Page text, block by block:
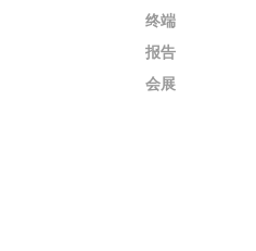
终端
报告
会展